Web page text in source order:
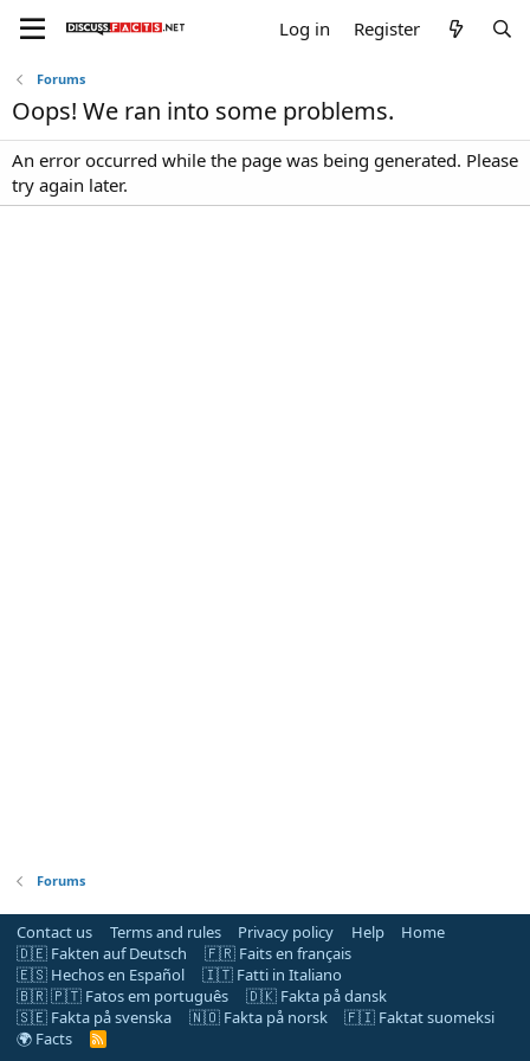
Log in Register
Forums
Oops! We ran into some problems.
An error occurred while the page was being generated. Please
try again later.
Forums
Contact us Terms and rules Privacy policy Help
Home
🇩🇪 Fakten auf Deutsch
🇫🇷 Faits en français
🇪🇸 Hechos en Español
🇮🇹 Fatti in Italiano
🇧🇷 🇵🇹 Fatos em português
🇩🇰 Fakta på dansk
🇸🇪 Fakta på svenska
🇳🇴 Fakta på norsk
🇫🇮 Faktat suomeksi
🌍 Facts
R